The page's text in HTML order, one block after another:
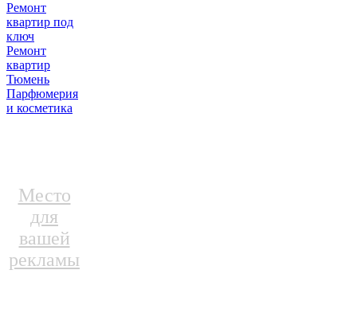
Ремонт
квартир под
ключ
Ремонт
квартир
Тюмень
Парфюмерия
и косметика
Место
для
вашей
рекламы